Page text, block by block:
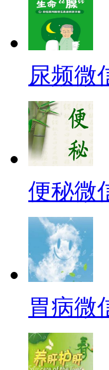
尿频微
便秘微
胃病微